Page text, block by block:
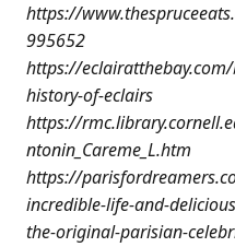
https://
995652
https://
history-of-eclairs
https://
ntonin_Careme_L.htm
https://
incredible-life-and-
the-original-parisian-